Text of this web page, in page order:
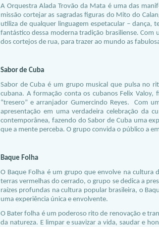
A Orquestra Alada Trovão da Mata é uma das
missão cortejar as sagradas figuras do Mito do
utiliza de qualquer linguagem espetacular –
fantástico dessa moderna tradição brasiliense. Com
dos cortejos de rua, para trazer ao mundo as
Sabor de Cuba
Sabor de Cuba é um grupo musical que pulsa no
cubana. A formação conta os cubanos Felix Valoy,
“tresero” e arranjador Gumercindo Reyes. Com
apresentação em uma verdadeira celebração da
contemporânea, fazendo do Sabor de Cuba uma
que a mente perceba. O grupo convida o público a
Baque Folha
O Baque Folha é um grupo que envolve na cultura
terras vermelhas do cerrado, o grupo se dedica a
raízes profundas na cultura popular brasileira, o
uma experiência única e envolvente.
O Bater folha é um poderoso rito de renovação e
da natureza. E limpar e suavizar a vida, saudar e